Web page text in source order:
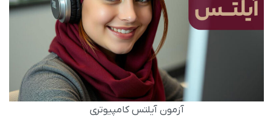
آزمون آیلتس کامپیوتری